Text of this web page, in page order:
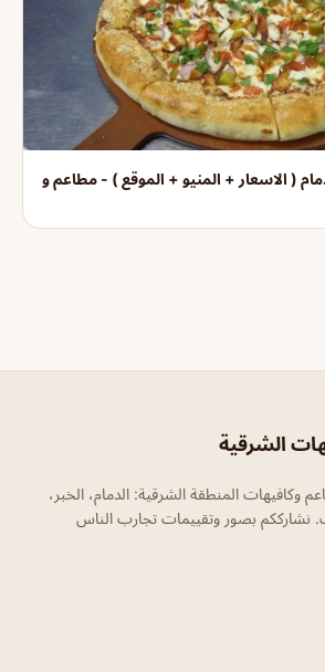
( الاسعار + المنيو + الموقع ) - مطاعم و
الشرقية
وكافيهات المنطقة الشرقية: الدمام، الخبر،
نشارككم بصور وتقييمات تجارب الناس